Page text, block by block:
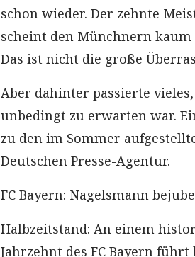
schon wieder. Der zehnte
scheint den Münchnern
Das ist nicht die große
Aber dahinter passierte
unbedingt zu erwarten war.
zu den im Sommer
Deutschen Presse-Agentur.
FC Bayern: Nagelsmann
Halbzeitstand: An einem
Jahrzehnt des FC Bayern